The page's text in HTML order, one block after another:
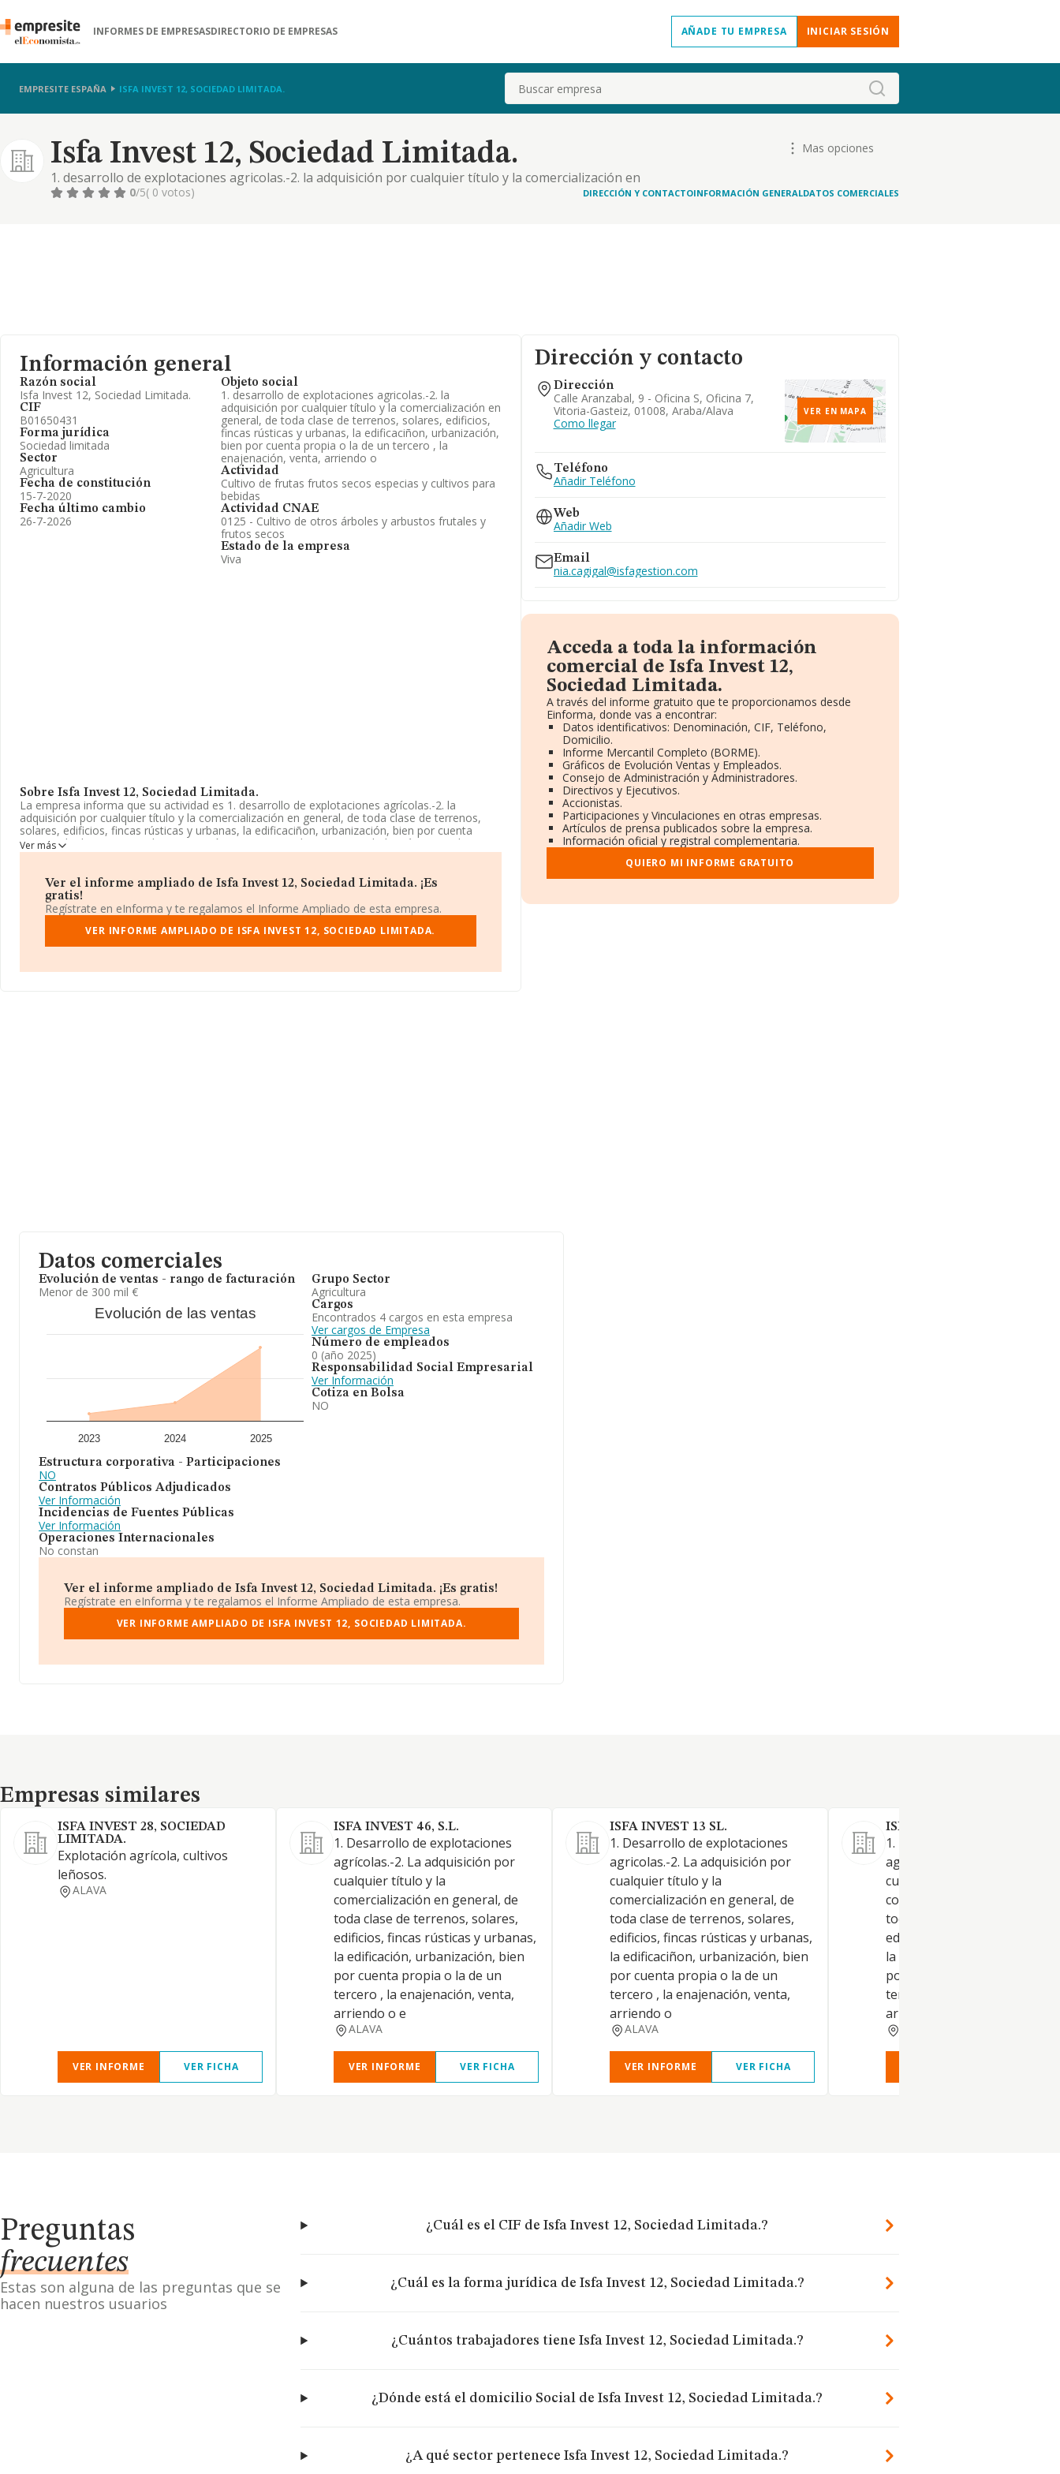
INFORMES DE EMPRESASDIRECTORIO DE EMPRESAS AÑADE TU EMPRESA INICIAR SESIÓN
EMPRESITE ESPAÑA ISFA INVEST 12, SOCIEDAD LIMITADA. Buscar
Isfa Invest 12, Sociedad Limitada.
1. desarrollo de explotaciones agricolas.-2. la adquisición por cualquier título y la comercialización en
general, de toda clase de terrenos, solares, edificios, fincas rústicas y urbanas, la edificaciñon,
Mas opciones
0/5( 0 votos) DIRECCIÓN Y CONTACTOINFORMACIÓN GENERALDATOS COMERCIALES
Información general
Razón social
Isfa Invest 12, Sociedad Limitada.
CIF
B01650431
Forma jurídica
Sociedad limitada
Sector
Agricultura
Fecha de constitución
15-7-2020
Fecha último cambio
26-7-2026
Objeto social
1. desarrollo de explotaciones agricolas.-2. la
adquisición por cualquier título y la comercialización en
general, de toda clase de terrenos, solares, edificios,
fincas rústicas y urbanas, la edificaciñon, urbanización,
bien por cuenta propia o la de un tercero , la
enajenación, venta, arriendo o
Actividad
Cultivo de frutas frutos secos especias y cultivos para
bebidas
Actividad CNAE
0125 - Cultivo de otros árboles y arbustos frutales y
frutos secos
Estado de la empresa
Viva
Sobre Isfa Invest 12, Sociedad Limitada.
La empresa informa que su actividad es 1. desarrollo de explotaciones agrícolas.-2. la
adquisición por cualquier título y la comercialización en general, de toda clase de terrenos,
solares, edificios, fincas rústicas y urbanas, la edificaciñon, urbanización, bien por cuenta
propia o la de un tercero, la enajenación, venta, arriendo o. La sociedad está registrada como
Sociedad Limitada. La actividad de referencia CNAE corresponde a 'Cultivo de otros árboles y
y/o exportación.
Su email esnia.cagigal@isfagestion.com.
Isfa Invest 12, Sociedad Limitada, CIF B01650431, se encuentra en Calle
Aranzabal núm. 9 Oficina S, Oficina 7, (01008), Vitoria-gasteiz, en Álava, País Vasco.
Con los datos a disposición de INFORMA sobre 1.778 empresas pertenecientes al sector, a
Ver más
Ver el informe ampliado de Isfa Invest 12, Sociedad Limitada. ¡Es
gratis!
Regístrate en eInforma y te regalamos el Informe Ampliado de esta empresa.
VER INFORME AMPLIADO DE ISFA INVEST 12, SOCIEDAD LIMITADA.
Dirección y contacto
Dirección
Calle Aranzabal, 9 - Oficina S, Oficina 7,
Vitoria-Gasteiz, 01008, Araba/alava
Como llegar
VER EN MAPA
Teléfono
Añadir Teléfono
Web
Añadir Web
Email
nia.cagigal@isfagestion.com
Acceda a toda la información
comercial de Isfa Invest 12,
Sociedad Limitada.
A través del informe gratuito que te proporcionamos desde
Einforma, donde vas a encontrar:
Datos identificativos: Denominación, CIF, Teléfono,
Domicilio.
Informe Mercantil Completo (BORME).
Gráficos de Evolución Ventas y Empleados.
Consejo de Administración y Administradores.
Directivos y Ejecutivos.
Accionistas.
Participaciones y Vinculaciones en otras empresas.
Artículos de prensa publicados sobre la empresa.
Información oficial y registral complementaria.
QUIERO MI INFORME GRATUITO
Datos comerciales
Evolución de ventas - rango de facturación
Menor de 300 mil €
Evolución de las ventas
2023 2024 2025
Estructura corporativa - Participaciones
NO
Contratos Públicos Adjudicados
Ver Información
Incidencias de Fuentes Públicas
Ver Información
Operaciones Internacionales
No constan
Grupo Sector
Agricultura
Cargos
Encontrados 4 cargos en esta empresa
Ver cargos de Empresa
Número de empleados
0 (año 2025)
Responsabilidad Social Empresarial
Ver Información
Cotiza en Bolsa
NO
Ver el informe ampliado de Isfa Invest 12, Sociedad Limitada. ¡Es gratis!
Regístrate en eInforma y te regalamos el Informe Ampliado de esta empresa.
VER INFORME AMPLIADO DE ISFA INVEST 12, SOCIEDAD LIMITADA.
Empresas similares
Empresas similares
ISFA INVEST 28, SOCIEDAD
LIMITADA.
Explotación agrícola, cultivos
leñosos.
ALAVA
VER INFORME VER FICHA
ISFA INVEST 46, S.L.
1. Desarrollo de explotaciones
agrícolas.-2. La adquisición por
cualquier título y la
comercialización en general, de
toda clase de terrenos, solares,
edificios, fincas rústicas y urbanas,
la edificación, urbanización, bien
por cuenta propia o la de un
tercero , la enajenación, venta,
arriendo o e
ALAVA
VER INFORME VER FICHA
ISFA INVEST 13 SL.
1. Desarrollo de explotaciones
agricolas.-2. La adquisición por
cualquier título y la
comercialización en general, de
toda clase de terrenos, solares,
edificios, fincas rústicas y urbanas,
la edificaciñon, urbanización, bien
por cuenta propia o la de un
tercero , la enajenación, venta,
arriendo o
ALAVA
VER INFORME VER FICHA
ISFA INVEST 14 SL.
1. Desarrollo de
agricolas.-2. La adquisición
cualquier título y la
comercialización en general,
toda clase de terrenos,
edificios, fincas rústicas y
la edificaciñon, urbanización,
por cuenta propia o la de un
tercero , la enajenación,
arriendo o
Preguntas
frecuentes
Estas son alguna de las preguntas que se
hacen nuestros usuarios
¿Cuál es el CIF de Isfa Invest 12, Sociedad Limitada.?
¿Cuál es la forma jurídica de Isfa Invest 12, Sociedad Limitada.?
¿Cuántos trabajadores tiene Isfa Invest 12, Sociedad Limitada.?
¿Dónde está el domicilio Social de Isfa Invest 12, Sociedad Limitada.?
¿A qué sector pertenece Isfa Invest 12, Sociedad Limitada.?